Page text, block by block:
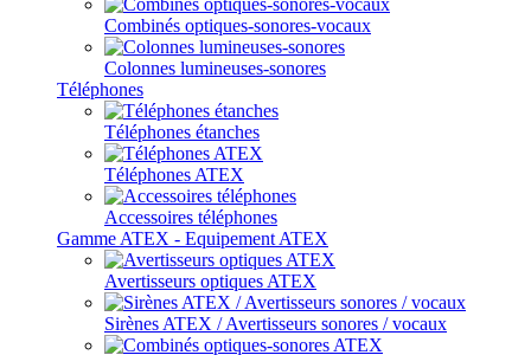
Combinés optiques-sonores-vocaux
Colonnes lumineuses-sonores
Téléphones
Téléphones étanches
Téléphones ATEX
Accessoires téléphones
Gamme ATEX - Equipement ATEX
Avertisseurs optiques ATEX
Sirènes ATEX / Avertisseurs sonores / vocaux